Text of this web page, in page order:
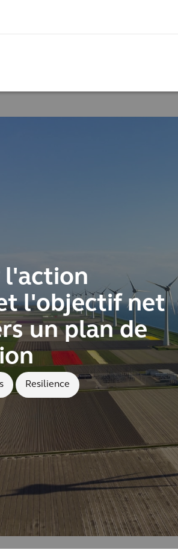
l'action
l'objectif net
un plan de
Resilience